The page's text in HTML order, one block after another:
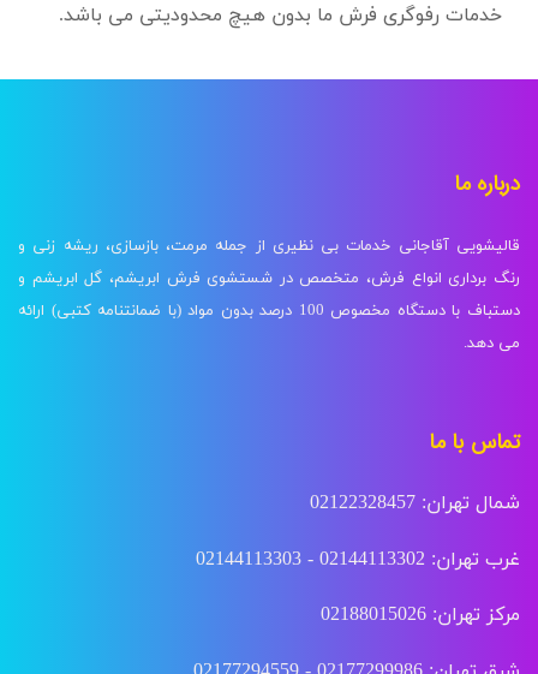
خدمات رفوگری فرش ما بدون هیچ محدودیتی می باشد.
درباره ما
قالیشویی آقاجانی خدمات بی نظیری از جمله مرمت، بازسازی، ریشه زنی و
رنگ برداری انواع فرش، متخصص در شستشوی فرش ابریشم، گل ابریشم و
دستباف با دستگاه مخصوص 100 درصد بدون مواد (با ضمانتنامه کتبی) ارائه
می دهد.
تماس با ما
شمال تهران: 02122328457
غرب تهران: 02144113302 - 02144113303
مرکز تهران: 02188015026